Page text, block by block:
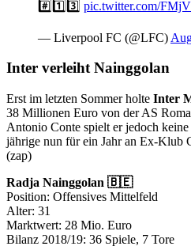
#️⃣1️⃣3️⃣ pic.twitter.com/
— Liverpool FC (@LFC)
Inter verleiht Nainggolan
Erst im letzten Sommer holte Inter
38 Millionen Euro von der AS
Antonio Conte spielt er jedoch
jährige nun für ein Jahr an Ex-Klub
(zap)
Radja Nainggolan 🇧🇪
Position: Offensives Mittelfeld
Alter: 31
Marktwert: 28 Mio. Euro
Bilanz 2018/19: 36 Spiele, 7 Tore